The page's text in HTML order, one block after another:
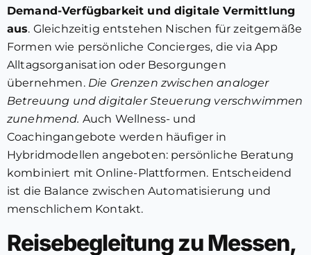
Demand-Verfügbarkeit und digitale Vermittlung
aus. Gleichzeitig entstehen Nischen für zeitgemäße
Formen wie persönliche Concierges, die via App
Alltagsorganisation oder Besorgungen
übernehmen. Die Grenzen zwischen analoger
Betreuung und digitaler Steuerung verschwimmen
zunehmend. Auch Wellness- und
Coachingangebote werden häufiger in
Hybridmodellen angeboten: persönliche Beratung
kombiniert mit Online-Plattformen. Entscheidend
ist die Balance zwischen Automatisierung und
menschlichem Kontakt.
Reisebegleitung zu Messen,